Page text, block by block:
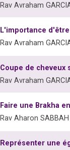
Rav Avraham
L'importance
Rav Avraham
Coupe de cheveux
Rav Avraham
Faire une Brakha
Rav Aharon
Représenter une